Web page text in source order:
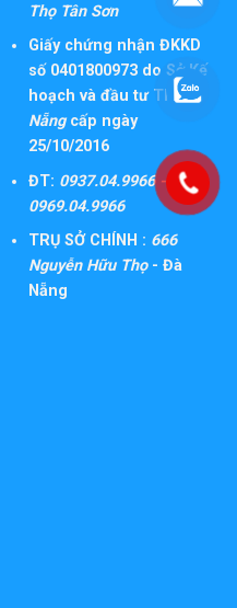
Thọ Tân Sơn
Giấy chứng nhận ĐKKD
số 0401800973 do Sở Kế
hoạch và đầu tư TPĐà
Nẵngcấp ngày
25/10/2016
ĐT: 0937.04.9966 -
0969.04.9966
TRỤ SỞ CHÍNH : 666
Nguyễn Hữu Thọ- Đà
Nẵng